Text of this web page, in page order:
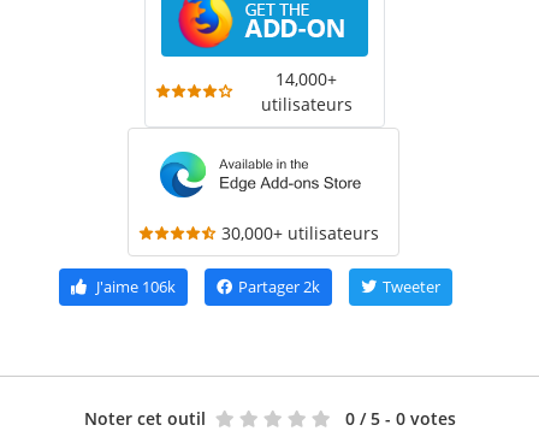
14,000+
utilisateurs
30,000+ utilisateurs
J'aime106k Partager2k Tweeter
Noter cet outil 0 / 5 - 0 votes